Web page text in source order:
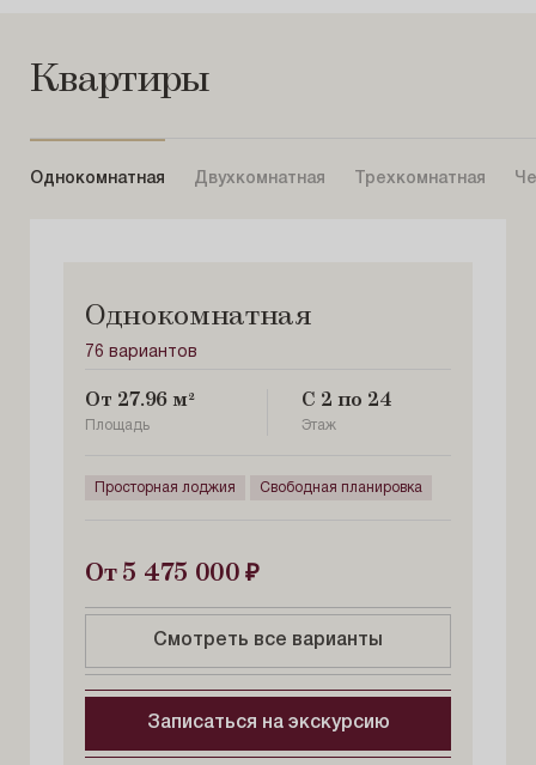
Квартиры
Однокомнатная Двухкомнатная Трехкомнатная
Однокомнатная
76 вариантов
От 27.96 м²
Площадь
С 2 по 24
Этаж
Просторная лоджия Свободная планировка
От 5 475 000₽
Смотреть все варианты
Записаться на экскурсию